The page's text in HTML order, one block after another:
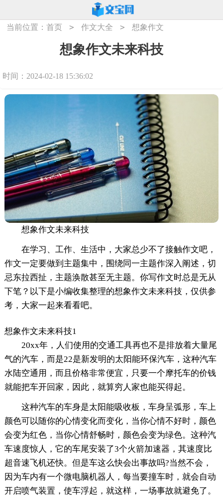
当前位置：首页 > 作文大全 > 想象作文
想象作文未来科技
时间：2024-02-18 15:36:02
想象作文未来科技
在学习、工作、生活中，大家总少不了接触作文吧，
作文一定要做到主题集中，围绕同一主题作深入阐述，切
忌东拉西扯，主题涣散甚至无主题。你写作文时总是无从
下笔？以下是小编收集整理的想象作文未来科技，仅供参
考，大家一起来看看吧。
想象作文未来科技1
20xx年，人们使用的交通工具再也不是排放着大量尾
气的汽车，而是22是新发明的太阳能环保汽车，这种汽车
水陆空通用，而且价格非常便宜，只要一个摩托车的价钱
就能把车开回家，因此，就算穷人家也能买得起。
这种汽车的车身是太阳能吸收板，车身呈弧形，车上
颜色可以随你的心情变化而变化，当你心情不好时，颜色
会变为红色，当你心情舒畅时，颜色会变为绿色。这种汽
车速度惊人，它的车尾安装了3个火箭加速器，其速度比
超音速飞机还快。但是车这么快会出事故吗?当然不会，
因为车内有一个微电脑机器人，每当要撞车时，就会自动
开启喷气装置，使车浮起，就这样，一场事故就避免了。